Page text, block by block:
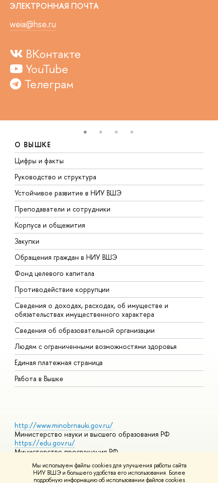
Мы используем файлы cookies для улучшения работы сайта
НИУ ВШЭ и большего удобства его использования. Более
подробную информацию об использовании файлов cookies
ЭЛЕКТРОННАЯ ПОЧТА
weia@hse.ru
ВКонтакте
YouTube
Телеграм
О ВЫШКЕ
Цифры и факты
Руководство и структура
Устойчивое развитие в НИУ ВШЭ
Преподаватели и сотрудники
Корпуса и общежития
Закупки
Обращения граждан в НИУ ВШЭ
Фонд целевого капитала
Противодействие коррупции
Сведения о доходах, расходах, об имуществе и
обязательствах имущественного характера
Сведения об образовательной организации
Людям с ограниченными возможностями здоровья
Единая платежная страница
Работа в Вышке
http://www.minobrnauki.gov.ru/
Министерство науки и высшего образования РФ
https://edu.gov.ru/
Министерство просвещения РФ
https://elearning.hse.ru/mooc
Массовые открытые онлайн-курсы